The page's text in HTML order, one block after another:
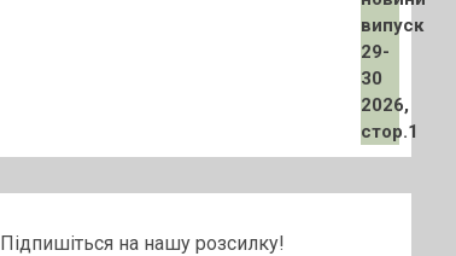
Підпишіться на нашу розсилку!